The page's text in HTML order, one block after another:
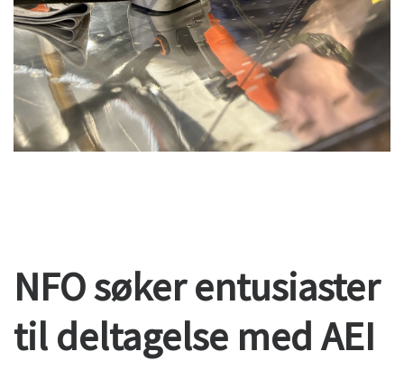
NFO søker entusiaster
til deltagelse med AEI